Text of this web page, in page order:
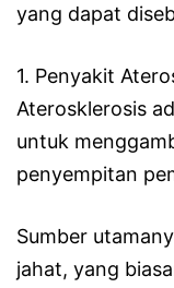
yang dapat
1. Penyakit
Aterosklerosis
untuk
penyempitan
Sumber
jahat, yang